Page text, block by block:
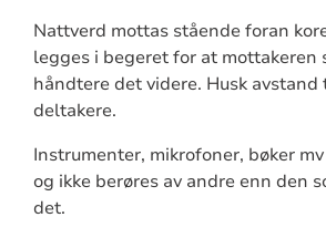
Nattverd mottas stående foran
legges i begeret for at mottakeren
håndtere det videre. Husk avstand
deltakere.
Instrumenter, mikrofoner, bøker
og ikke berøres av andre enn den
det.